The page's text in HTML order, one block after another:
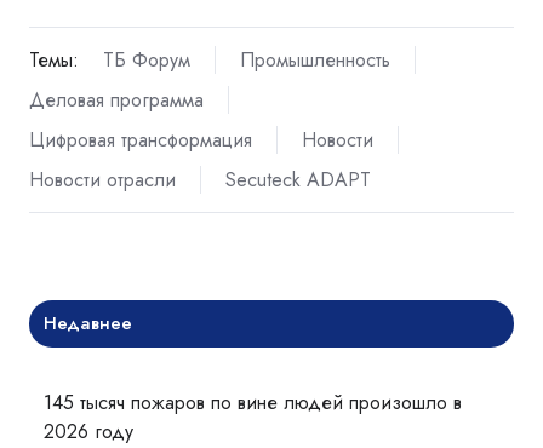
Темы: ТБ Форум
Промышленность
Деловая программа
Цифровая трансформация
Новости
Новости отрасли
Secuteck ADAPT
Недавнее
145 тысяч пожаров по вине людей произошло в
2026 году